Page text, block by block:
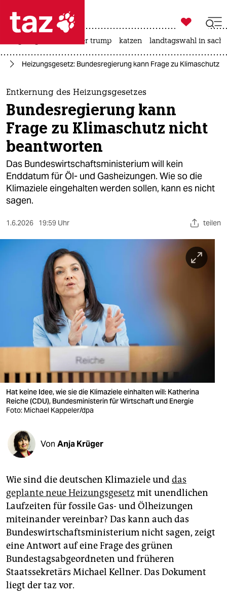
 taz zahl ich
taz zahl ich
themen
politik
öko
gesellschaft
kultur
sport
berlin
wahrheit
veranstaltungen
fragen & hilfe
unterstützen
genossenschaft
epaper login

taz zahl ich
usa unter trump katzen landtagswahl in
Heizungsgesetz: Bundesregierung kann Frage zu Klimaschutz
Entkernung des Heizungsgesetzes
Bundesregierung kann
Frage zu Klimaschutz nicht
beantworten
Das Bundeswirtschaftsministerium will kein
Enddatum für Öl- und Gasheizungen. Wie so die
Klimaziele eingehalten werden sollen, kann es nicht
sagen.
1.6.2026 19:59 Uhr teilen
Hat keine Idee, wie sie die Klimaziele einhalten will: Katherina
Reiche (CDU), Bundesministerin für Wirtschaft und Energie
Foto: Michael Kappeler/dpa
Von Anja Krüger
Wie sind die deutschen Klimaziele unddas
geplante neue Heizungsgesetz mit unendlichen
Laufzeiten für fossile Gas- und Ölheizungen
miteinander vereinbar? Das kann auch das
Bundeswirtschaftsministerium nicht sagen, zeigt
eine Antwort auf eine Frage des grünen
Bundestagsabgeordneten und früheren
Staatssekretärs Michael Kellner. Das Dokument
liegt der taz vor.